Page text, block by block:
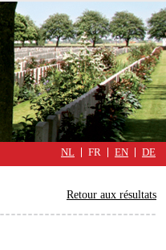
NL FR EN DE
Retour aux résultats